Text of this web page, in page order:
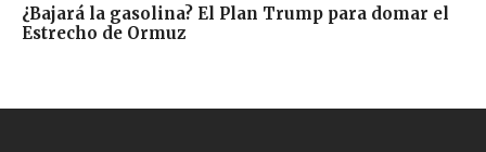
¿Bajará la gasolina? El Plan Trump para domar el
Estrecho de Ormuz